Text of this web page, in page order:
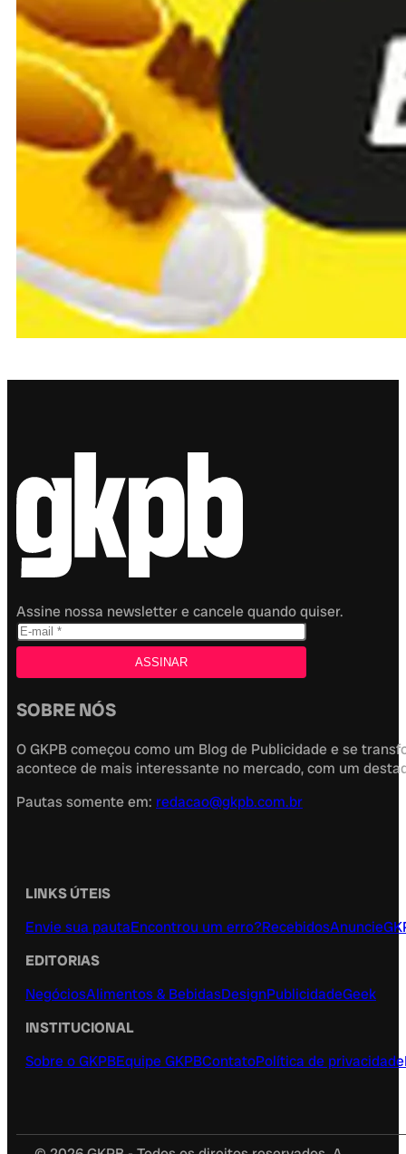
Assine nossa newsletter e cancele quando quiser.
SOBRE NÓS
O GKPB começou como um Blog de Publicidade e se
acontece de mais interessante no mercado, com um
Pautas somente em: redacao@gkpb.com.br
LINKS ÚTEIS
Envie sua pautaEncontrou um erro?RecebidosAnuncie
EDITORIAS
NegóciosAlimentos & BebidasDesignPublicidadeGeek
INSTITUCIONAL
Sobre o GKPBEquipe GKPBContatoPolítica de privacidade